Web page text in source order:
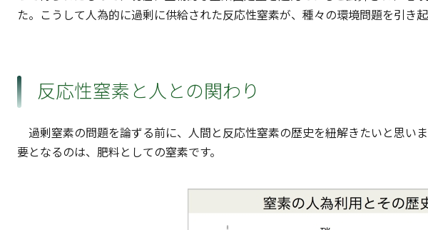
た。こうして人為的に過剰に供給された反応性窒素が、種々の環境問題を引き起
反応性窒素と人との関わり
過剰窒素の問題を論ずる前に、人間と反応性窒素の歴史を紐解きたいと思い
要となるのは、肥料としての窒素です。